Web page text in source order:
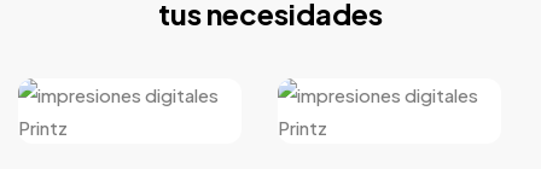
tus necesidades